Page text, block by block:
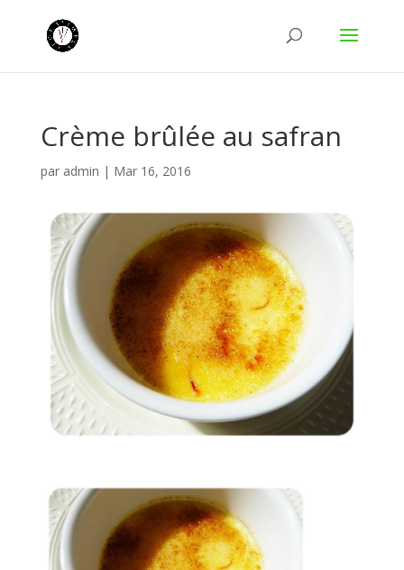
Crème brûlée au safran
par admin | Mar 16, 2016